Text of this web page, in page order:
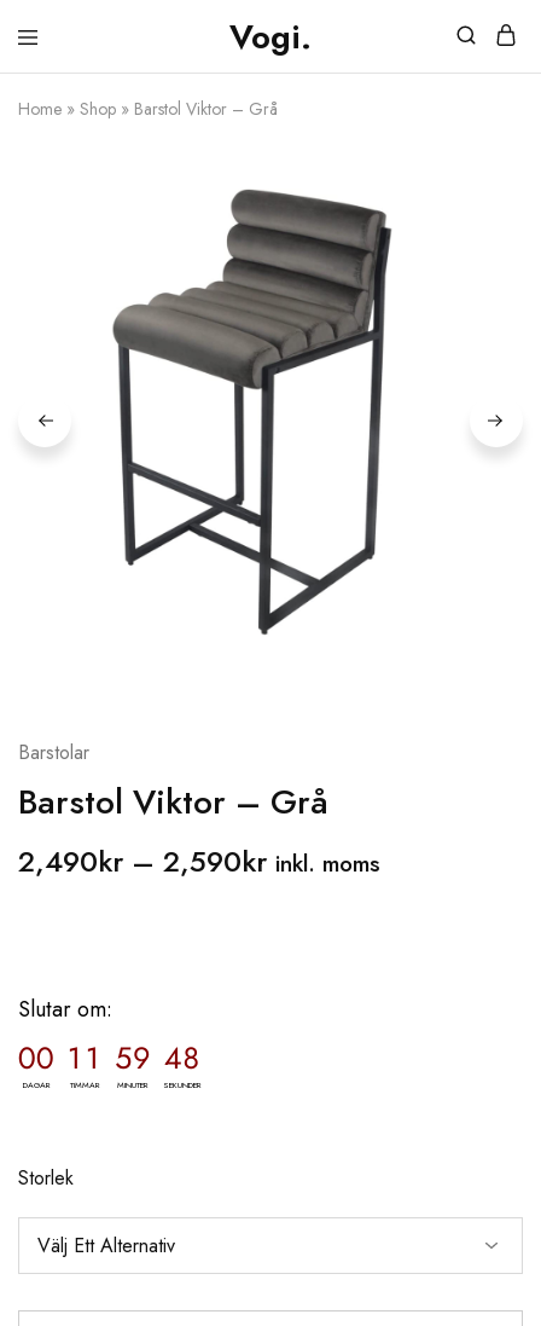
Vogi.
Vogi.se
Möbler
Belysning
Home » Shop » Barstol Viktor – Grå
Barstolar
Barstol Viktor – Grå
2,490kr – 2,590kr inkl. moms
Slutar om:
00
DAGAR
11
TIMMAR
59
MINUTER
47
SEKUNDER
Storlek